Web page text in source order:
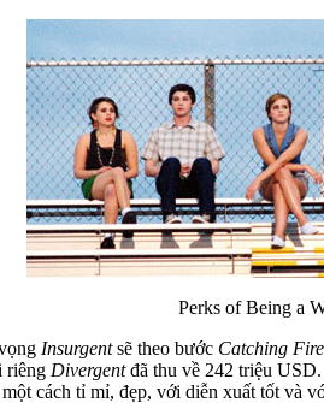
Perks of Being a
Insurgentsẽ theo bước Catching Fire
riêng Divergentđã thu về 242 triệu
cách tỉ mỉ, đẹp, với diễn xuất tốt và